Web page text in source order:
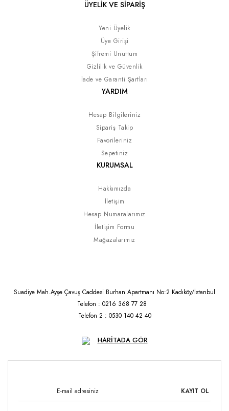
ÜYELİK VE SİPARİŞ
Yeni Üyelik
Üye Girişi
Şifremi Unuttum
Gizlilik ve Güvenlik
İade ve Garanti Şartları
YARDIM
Hesap Bilgileriniz
Sipariş Takip
Favorileriniz
Sepetiniz
KURUMSAL
Hakkımızda
İletişim
Hesap Numaralarımız
İletişim Formu
Mağazalarımız
Suadiye Mah.Ayşe Çavuş Caddesi Burhan Apartmanı No:2 Kadıköy/İstanbul
Telefon : 0216 368 77 28
Telefon 2 : 0530 140 42 40
HARİTADA GÖR
KAYIT OL